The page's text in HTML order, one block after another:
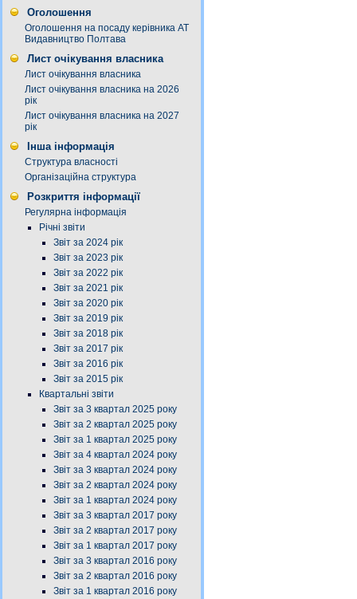
Оголошення
Оголошення на посаду керівника АТ
Видавництво Полтава
Лист очікування власника
Лист очікування власника
Лист очікування власника на 2026
рік
Лист очікування власника на 2027
рік
Інша інформація
Структура власності
Організаційна структура
Розкриття інформації
Регулярна інформація
Річні звіти
Звіт за 2024 рік
Звіт за 2023 рік
Звіт за 2022 рік
Звіт за 2021 рік
Звіт за 2020 рік
Звіт за 2019 рік
Звіт за 2018 рік
Звіт за 2017 рік
Звіт за 2016 рік
Звіт за 2015 рік
Квартальні звіти
Звіт за 3 квартал 2025 року
Звіт за 2 квартал 2025 року
Звіт за 1 квартал 2025 року
Звіт за 4 квартал 2024 року
Звіт за 3 квартал 2024 року
Звіт за 2 квартал 2024 року
Звіт за 1 квартал 2024 року
Звіт за 3 квартал 2017 року
Звіт за 2 квартал 2017 року
Звіт за 1 квартал 2017 року
Звіт за 3 квартал 2016 року
Звіт за 2 квартал 2016 року
Звіт за 1 квартал 2016 року